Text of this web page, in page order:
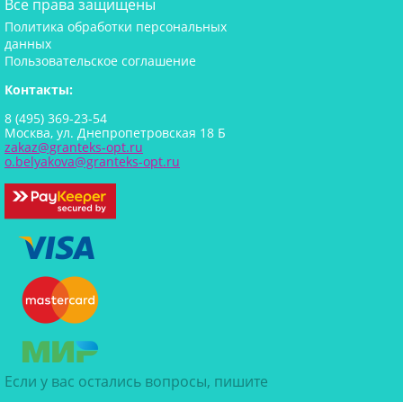
Все права защищены
Политика обработки персональных
данных
Пользовательское соглашение
Контакты:
8 (495) 369-23-54
Москва, ул. Днепропетровская 18 Б
zakaz@granteks-opt.ru
o.belyakova@granteks-opt.ru
Если у вас остались вопросы, пишите